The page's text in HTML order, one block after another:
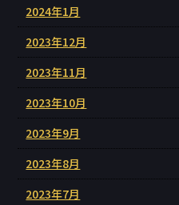
2024年1月
2023年12月
2023年11月
2023年10月
2023年9月
2023年8月
2023年7月